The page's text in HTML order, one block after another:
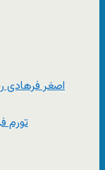
اصغر فرهادی
تورم